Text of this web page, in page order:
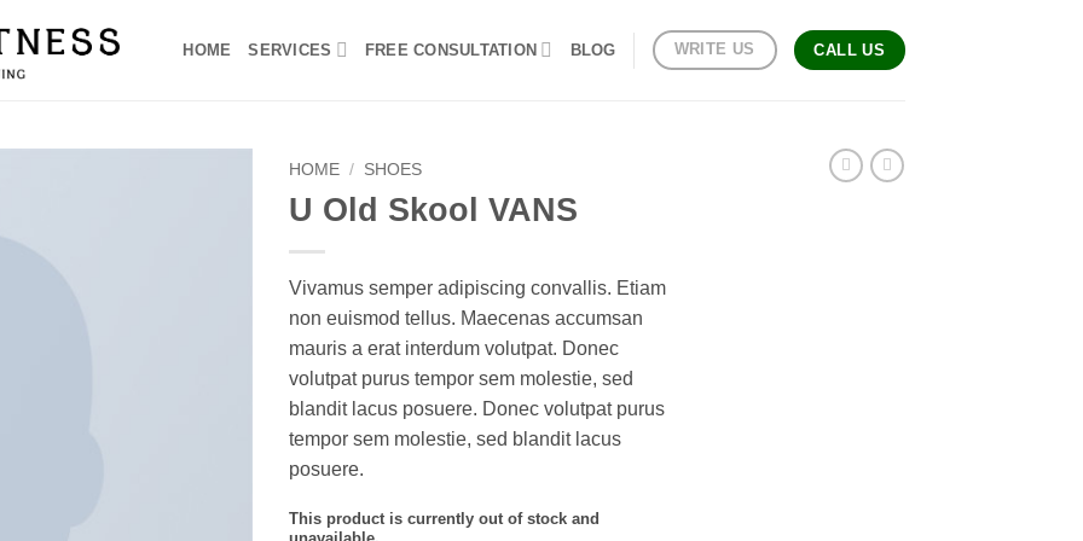
HOME SERVICES FREE CONSULTATION BLOG WRITE US CALL US
HOME / SHOES
U Old Skool VANS
Vivamus semper adipiscing convallis. Etiam
non euismod tellus. Maecenas accumsan
mauris a erat interdum volutpat. Donec
volutpat purus tempor sem molestie, sed
blandit lacus posuere. Donec volutpat purus
tempor sem molestie, sed blandit lacus
posuere.
This product is currently out of stock and